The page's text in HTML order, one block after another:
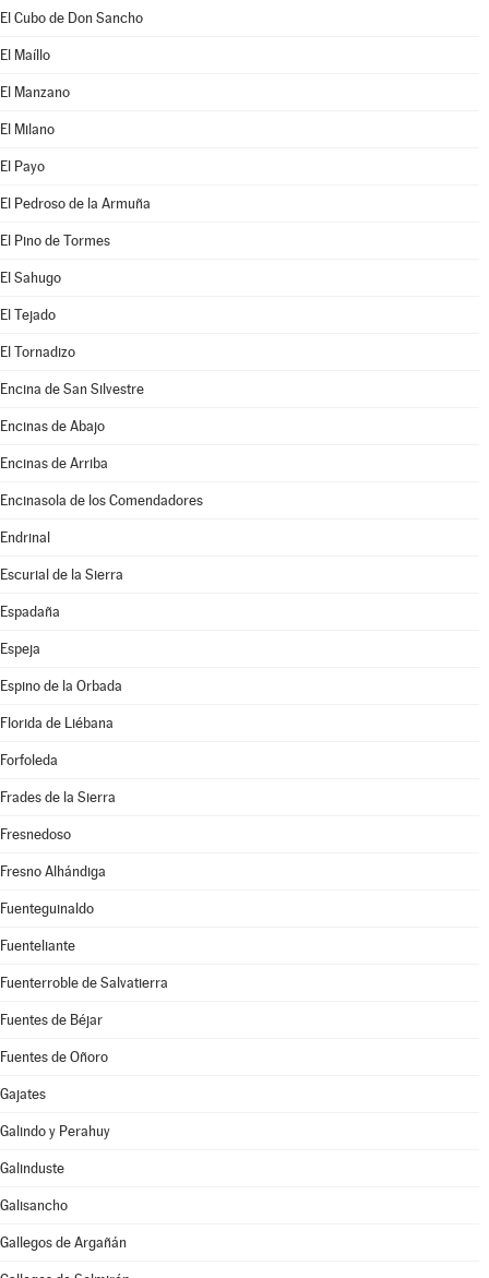
El Cubo de Don Sancho
El Maíllo
El Manzano
El Milano
El Payo
El Pedroso de la Armuña
El Pino de Tormes
El Sahugo
El Tejado
El Tornadizo
Encina de San Silvestre
Encinas de Abajo
Encinas de Arriba
Encinasola de los Comendadores
Endrinal
Escurial de la Sierra
Espadaña
Espeja
Espino de la Orbada
Florida de Liébana
Forfoleda
Frades de la Sierra
Fresnedoso
Fresno Alhándiga
Fuenteguinaldo
Fuenteliante
Fuenterroble de Salvatierra
Fuentes de Béjar
Fuentes de Oñoro
Gajates
Galindo y Perahuy
Galinduste
Galisancho
Gallegos de Argañán